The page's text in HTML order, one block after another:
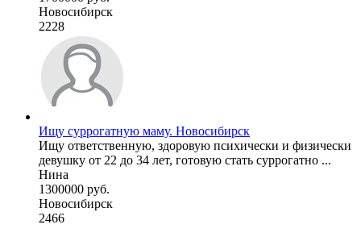
Новосибирск
2228
Ищу суррогатную маму. Новосибирск
Ищу ответственную, здоровую психически и физически
девушку от 22 до 34 лет, готовую стать суррогатно ...
Нина
1300000 руб.
Новосибирск
2466